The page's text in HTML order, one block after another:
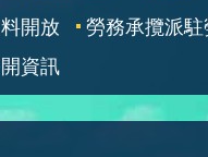
開放
勞務承攬派駐
資訊